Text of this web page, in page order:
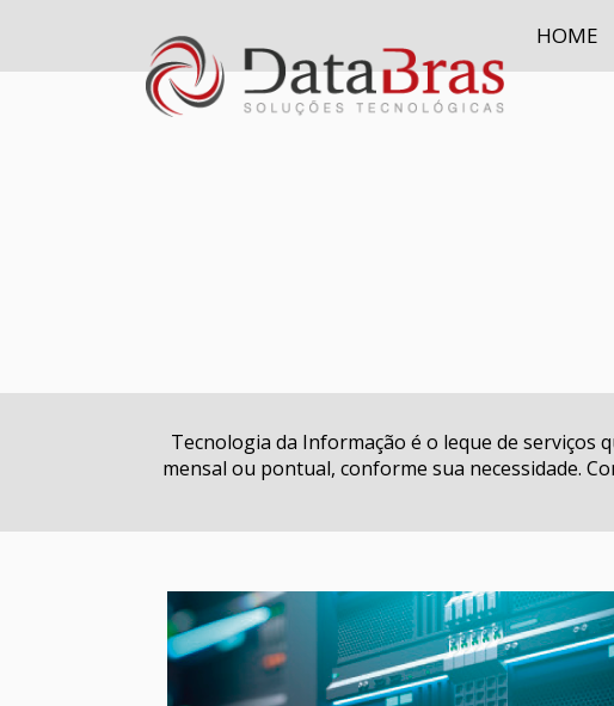
HOME
Tecnologia da Informação é o leque de
mensal ou pontual, conforme sua necessidade.